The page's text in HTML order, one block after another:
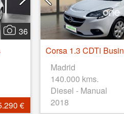
36
€
Madrid
140.000 kms.
Diesel - Manual
2018